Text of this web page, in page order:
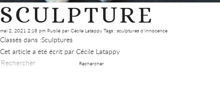
SCULPTURE
mai 2, 2021 2:18 pm Publié par Cécile Latappy Tags : sculptures d'Innocence
Classés dans :Sculptures
Cet article a été écrit par Cécile Latappy
Rechercher